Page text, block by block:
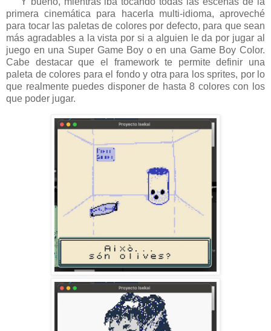
primera cinemática para hacerla multi-idioma, aproveché
para tocar las paletas de colores por defecto, para que sean
más agradables a la vista por si a alguien le da por jugar al
juego en una Super Game Boy o en una Game Boy Color.
Cabe destacar que el framework te permite definir una
paleta de colores para el fondo y otra para los sprites, por lo
que realmente puedes disponer de hasta 8 colores con los
que poder jugar.